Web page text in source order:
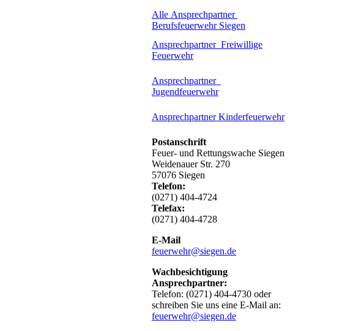
Alle Ansprechpartner
Berufsfeuerwehr Siegen
Ansprechpartner Freiwillige
Feuerwehr
Ansprechpartner
Jugendfeuerwehr
Ansprechpartner Kinderfeuerwehr
Postanschrift
Feuer- und Rettungswache Siegen
Weidenauer Str. 270
57076 Siegen
Telefon:
(0271) 404-4724
Telefax:
(0271) 404-4728
E-Mail
feuerwehr@siegen.de
Wachbesichtigung
Ansprechpartner:
Telefon: (0271) 404-4730 oder
schreiben Sie uns eine E-Mail an:
feuerwehr@siegen.de